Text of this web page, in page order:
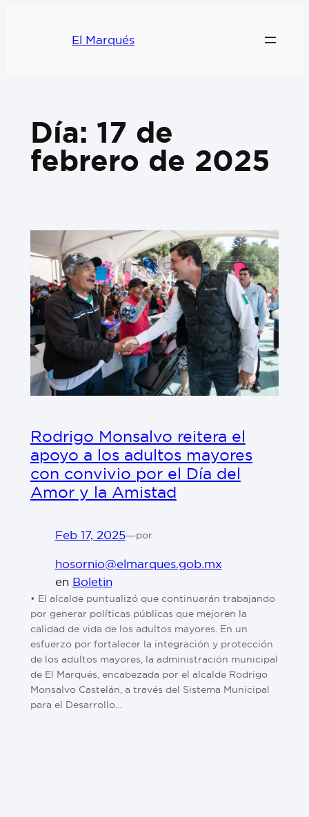
El Marqués
Día: 17 de
febrero de 2025
Rodrigo Monsalvo reitera el
apoyo a los adultos mayores
con convivio por el Día del
Amor y la Amistad
Feb 17, 2025—por
hosornio@elmarques.gob.mx
en Boletin
• El alcalde puntualizó que continuarán trabajando
por generar políticas públicas que mejoren la
calidad de vida de los adultos mayores. En un
esfuerzo por fortalecer la integración y protección
de los adultos mayores, la administración municipal
de El Marqués, encabezada por el alcalde Rodrigo
Monsalvo Castelán, a través del Sistema Municipal
para el Desarrollo…